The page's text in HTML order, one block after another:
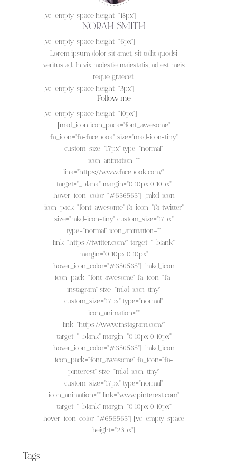
[vc_empty_space height="18px"]
NORAH SMITH
[vc_empty_space height="6px"]
Lorem ipsum dolor sit amet, sit tollit quodsi
veritus ad. In vix molestie maiestatis, ad est meis
reque graecet.
[vc_empty_space height="3px"]
Follow me
[vc_empty_space height="10px"]
[mkd_icon icon_pack="font_awesome"
fa_icon="fa-facebook" size="mkd-icon-tiny"
custom_size="17px" type="normal"
icon_animation=""
link="https://www.facebook.com/"
target="_blank" margin="0 10px 0 10px"
hover_icon_color="#656565"] [mkd_icon
icon_pack="font_awesome" fa_icon="fa-twitter"
size="mkd-icon-tiny" custom_size="17px"
type="normal" icon_animation=""
link="https://twitter.com/" target="_blank"
margin="0 10px 0 10px"
hover_icon_color="#656565"] [mkd_icon
icon_pack="font_awesome" fa_icon="fa-
instagram" size="mkd-icon-tiny"
custom_size="17px" type="normal"
icon_animation=""
link="https://www.instagram.com/"
target="_blank" margin="0 10px 0 10px"
hover_icon_color="#656565"] [mkd_icon
icon_pack="font_awesome" fa_icon="fa-
pinterest" size="mkd-icon-tiny"
custom_size="17px" type="normal"
icon_animation="" link="www.pinterest.com"
target="_blank" margin="0 10px 0 10px"
hover_icon_color="#656565"] [vc_empty_space
height="23px"]
Tags